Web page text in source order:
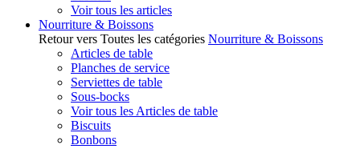
Voir tous les articles
Nourriture & Boissons
Retour vers Toutes les catégories Nourriture & Boissons
Articles de table
Planches de service
Serviettes de table
Sous-bocks
Voir tous les Articles de table
Biscuits
Bonbons